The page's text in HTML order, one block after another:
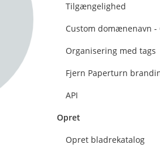
Tilgængelighed
Custom domænenavn -
Organisering med tags
Fjern Paperturn
API
Opret
Opret bladrekatalog